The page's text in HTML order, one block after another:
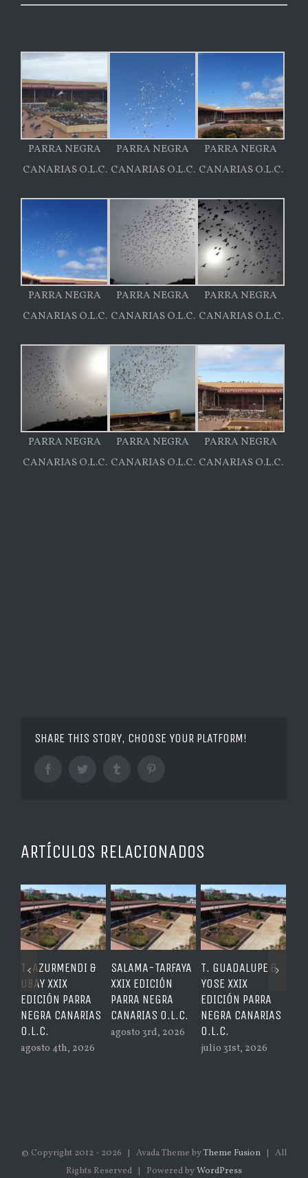
PARRA NEGRA
CANARIAS O.L.C.
PARRA NEGRA
CANARIAS O.L.C.
PARRA NEGRA
CANARIAS O.L.C.
PARRA NEGRA
CANARIAS O.L.C.
PARRA NEGRA
CANARIAS O.L.C.
PARRA NEGRA
CANARIAS O.L.C.
PARRA NEGRA
CANARIAS O.L.C.
PARRA NEGRA
CANARIAS O.L.C.
PARRA NEGRA
CANARIAS O.L.C.
SHARE THIS STORY, CHOOSE YOUR PLATFORM!
Facebook Twitter Tumblr
ARTÍCULOS RELACIONADOS
SALAMA-TARFAYA
XXIX EDICIÓN
PARRA NEGRA
CANARIAS O.L.C.
agosto 3rd, 2026
T. GUADALUPE &
YOSE XXIX
EDICIÓN PARRA
NEGRA CANARIAS
O.L.C.
RINCÓN
COLOMBÓFILO
XXIX EDICIÓN
PARRA NEGRA
CANARIAS O.L.C.
julio 30th, 2026
© Copyright 2012 - 2026 | Avada Theme byTheme Fusion | All
Rights Reserved | Powered byWordPress